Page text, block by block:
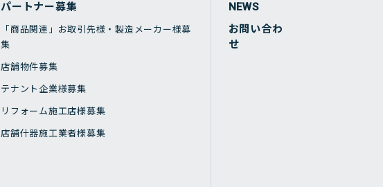
パートナー募集
「商品関連」お取引先様・製造メーカー様募
集
店舗物件募集
テナント企業様募集
リフォーム施工店様募集
店舗什器施工業者様募集
NEWS
お問い合わ
せ